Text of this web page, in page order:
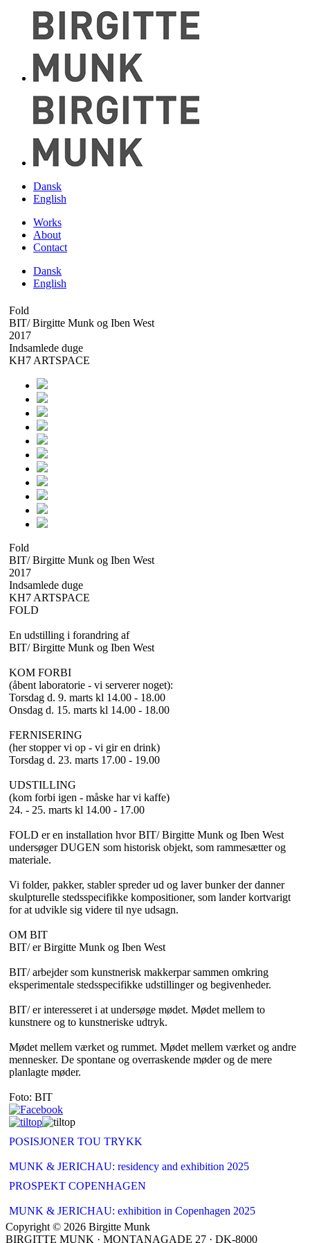
Dansk
English
Works
About
Contact
Dansk
English
Fold
BIT/ Birgitte Munk og Iben West
2017
Indsamlede duge
KH7 ARTSPACE
Fold
BIT/ Birgitte Munk og Iben West
2017
Indsamlede duge
KH7 ARTSPACE
FOLD
En udstilling i forandring af
BIT/ Birgitte Munk og Iben West
KOM FORBI
(åbent laboratorie - vi serverer noget):
Torsdag d. 9. marts kl 14.00 - 18.00
Onsdag d. 15. marts kl 14.00 - 18.00
FERNISERING
(her stopper vi op - vi gir en drink)
Torsdag d. 23. marts 17.00 - 19.00
UDSTILLING
(kom forbi igen - måske har vi kaffe)
24. - 25. marts kl 14.00 - 17.00
FOLD er en installation hvor BIT/ Birgitte Munk og Iben West
undersøger DUGEN som historisk objekt, som rammesætter og
materiale.
Vi folder, pakker, stabler spreder ud og laver bunker der danner
skulpturelle stedsspecifikke kompositioner, som lander kortvarigt
for at udvikle sig videre til nye udsagn.
OM BIT
BIT/ er Birgitte Munk og Iben West
BIT/ arbejder som kunstnerisk makkerpar sammen omkring
eksperimentale stedsspecifikke udstillinger og begivenheder.
BIT/ er interesseret i at undersøge mødet. Mødet mellem to
kunstnere og to kunstneriske udtryk.
Mødet mellem værket og rummet. Mødet mellem værket og andre
mennesker. De spontane og overraskende møder og de mere
planlagte møder.
Foto: BIT
POSISJONER TOU TRYKK
MUNK & JERICHAU: residency and exhibition 2025
PROSPEKT COPENHAGEN
MUNK & JERICHAU: exhibition in Copenhagen 2025
Copyright © 2026 Birgitte Munk
BIRGITTE MUNK · MONTANAGADE 27 · DK-8000